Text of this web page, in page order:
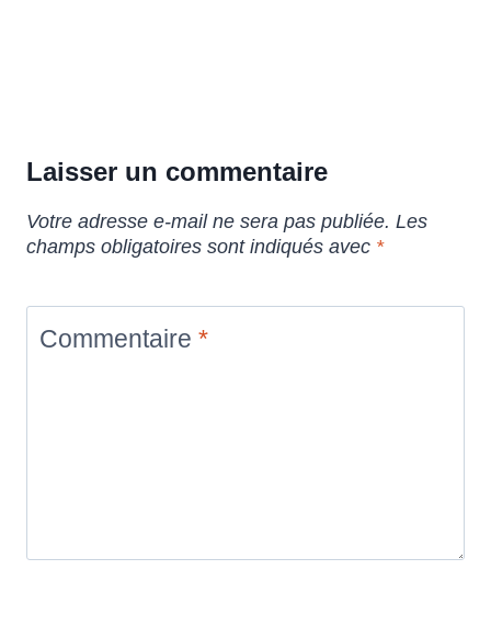
Laisser un commentaire
Votre adresse e-mail ne sera pas publiée. Les
champs obligatoires sont indiqués avec *
Commentaire *